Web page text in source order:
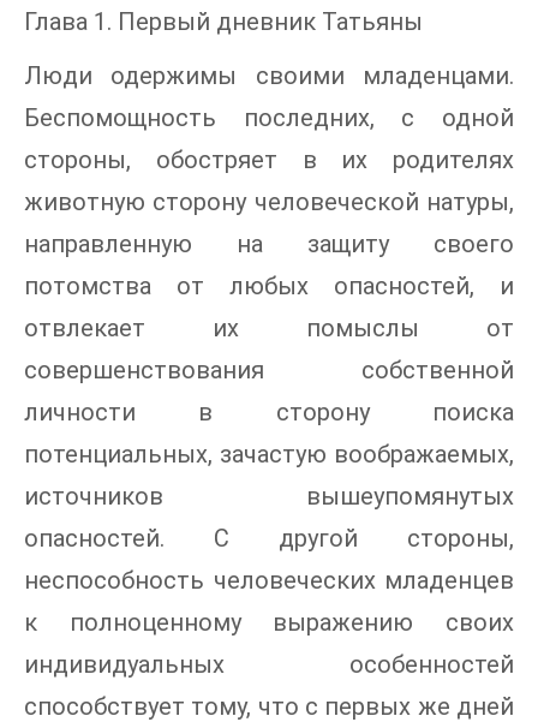
Глава 1. Первый дневник Татьяны
Люди одержимы своими младенцами.
Беспомощность последних, с одной
стороны, обостряет в их родителях
животную сторону человеческой натуры,
направленную на защиту своего
потомства от любых опасностей, и
отвлекает их помыслы от
совершенствования собственной
личности в сторону поиска
потенциальных, зачастую воображаемых,
источников вышеупомянутых
опасностей. С другой стороны,
неспособность человеческих младенцев
к полноценному выражению своих
индивидуальных особенностей
способствует тому, что с первых же дней